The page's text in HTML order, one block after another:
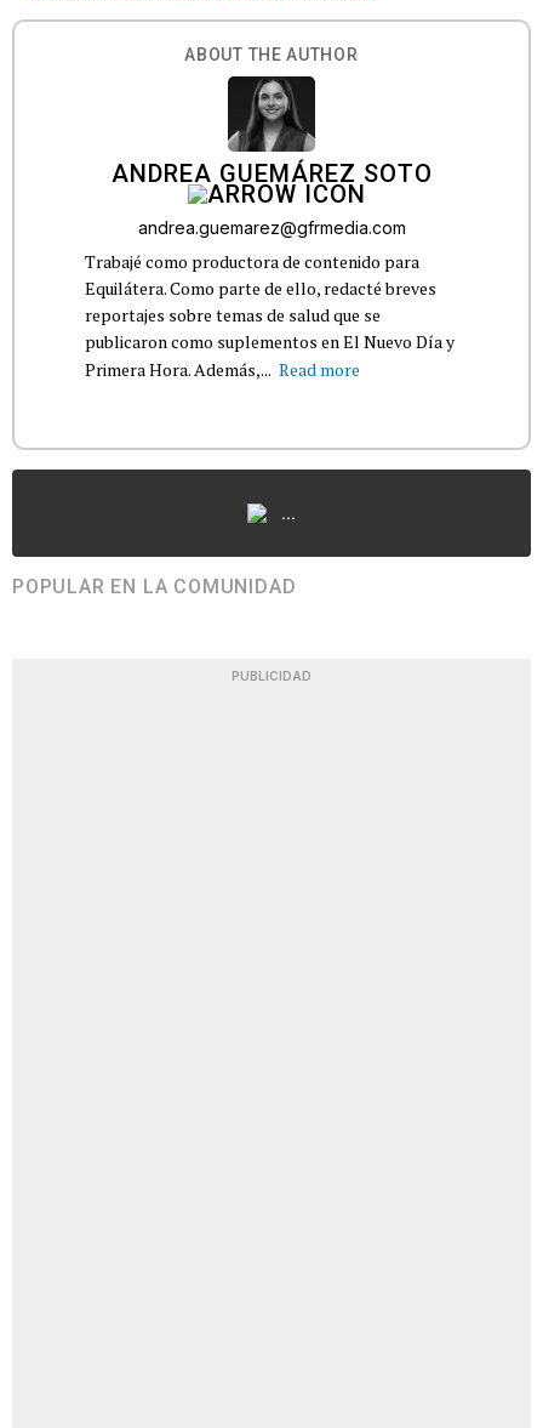
ABOUT THE AUTHOR
ANDREA GUEMÁREZ SOTO
andrea.guemarez@gfrmedia.com
Trabajé como productora de contenido para
Equilátera. Como parte de ello, redacté breves
reportajes sobre temas de salud que se
publicaron como suplementos en El Nuevo Día y
Primera Hora. Además,... Read more
...
POPULAR EN LA COMUNIDAD
PUBLICIDAD